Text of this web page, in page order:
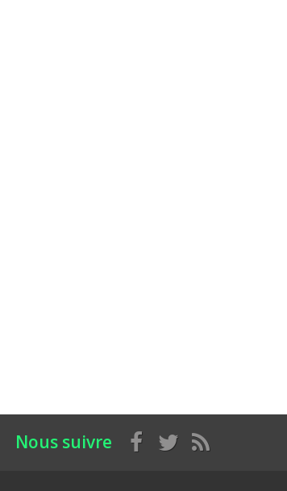
Nous suivre